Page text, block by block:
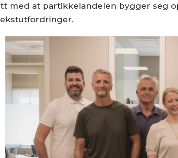
med at partikkelandelen bygger seg